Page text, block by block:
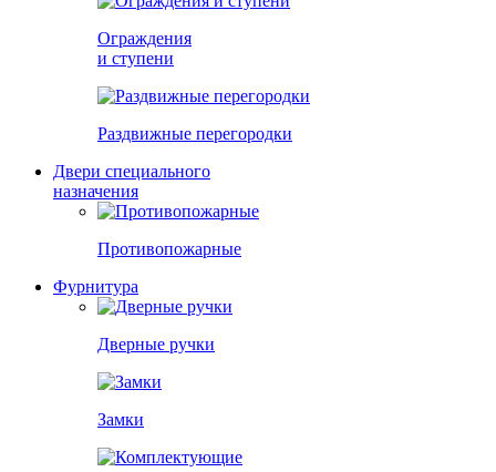
Ограждения
и ступени
Раздвижные перегородки
Двери специального
назначения
Противопожарные
Фурнитура
Дверные ручки
Замки